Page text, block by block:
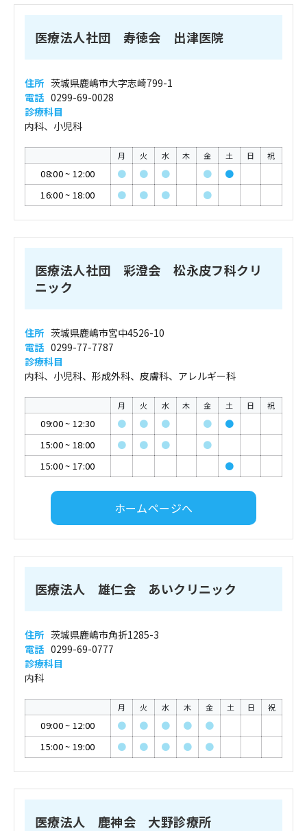
医療法人社団 寿徳会 出津医院
住所 茨城県鹿嶋市大字志崎799-1
電話 0299-69-0028
診療科目
内科、小児科
月 火 水 木 金 土 日 祝
08:00~ 12:00 ● ● ● ●
●
16:00~ 18:00 ● ● ● ●
医療法人社団 彩澄会 松永皮フ科クリ
ニック
住所 茨城県鹿嶋市宮中4526-10
電話 0299-77-7787
診療科目
内科、小児科、形成外科、皮膚科、アレルギー科
月 火 水 木 金 土 日 祝
09:00~ 12:30 ● ● ● ●
●
15:00~ 18:00 ● ● ●
●
15:00~ 17:00 ●
ホームページへ
医療法人 雄仁会 あいクリニック
住所 茨城県鹿嶋市角折1285-3
電話 0299-69-0777
診療科目
内科
月 火 水 木 金 土 日 祝
09:00~ 12:00 ● ● ● ●
●
15:00~ 19:00 ● ● ● ● ●
医療法人 鹿神会 大野診療所